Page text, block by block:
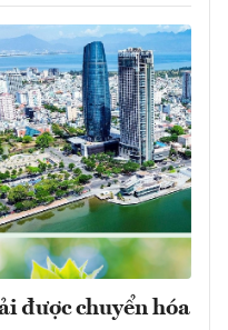
được chuyển hóa